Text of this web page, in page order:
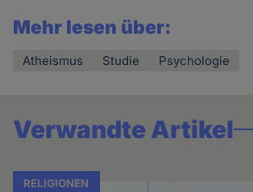
Mehr lesen über:
Atheismus Studie Psychologie
Verwandte Artikel
RELIGIONEN